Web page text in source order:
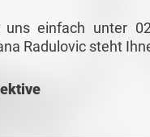
uns einfach unter
Radulovic steht